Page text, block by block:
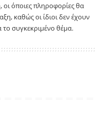
όποιες πληροφορίες θα
καθώς οι ίδιοι δεν έχουν
συγκεκριμένο θέμα.